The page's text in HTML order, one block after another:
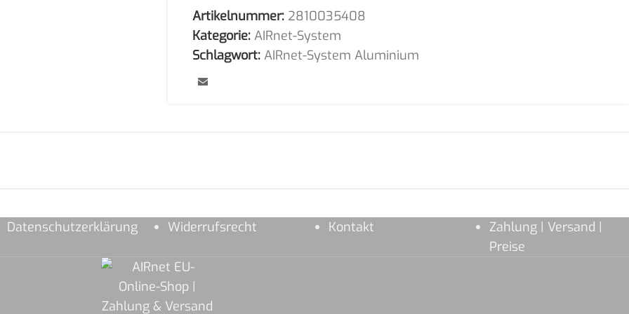
Artikelnummer: 2810035408
Kategorie: AIRnet-System
Schlagwort: AIRnet-System Aluminium
Datenschutzerklärung Widerrufsrecht Kontakt
Zahlung | Versand |
Preise